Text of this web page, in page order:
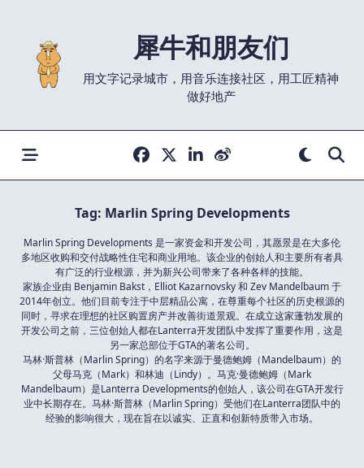
content
犀牛和朋友们
用文字记录城市，用音乐连接社区，用工匠精神
做好地产
Tag: Marlin Spring Developments
Marlin Spring Developments 是一家资金和开发公司，其愿景是在大多伦
多地区收购和交付战略性住宅和商业用地。该企业的创始人和主要所有者具
有广泛的行业根源，并为新兴公司带来了各种各样的技能。
家族企业由 Benjamin Bakst，Elliot Kazarnovsky 和 Zev Mandelbaum 于
2014年创立。他们目前专注于中层精品公寓，在尊重每个社区的历史根源的
同时，寻求在理想的社区购置房产并改善街道景观。在成立这家蓬勃发展的
开发公司之前，三位创始人都在Lanterra开发团队中发挥了重要作用，这是
另一家总部位于GTA的著名公司。
马林·斯普林（Marlin Spring）的名字来源于曼德鲍姆（Mandelbaum）的
父母马克（Mark）和林迪（Lindy）。马克·曼德鲍姆（Mark
Mandelbaum）是Lanterra Developments的创始人，该公司在GTA开发行
业中长期存在。马林·斯普林（Marlin Spring）受他们在Lanterra团队中的
经验的影响很大，现在旨在以诚实、正直和创新特质带入市场。